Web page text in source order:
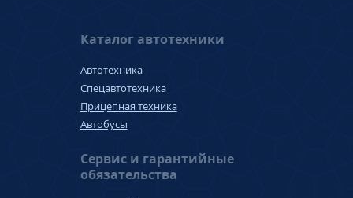
Каталог автотехники
Автотехника
Спецавтотехника
Прицепная техника
Автобусы
Сервис и гарантийные
обязательства